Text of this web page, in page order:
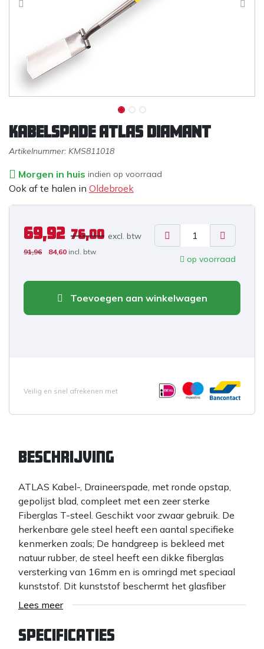
Kabelspade ATLAS DIAMANT
Artikelnummer: KMS811018
Morgen in huis indien op voorraad
Ook af te halen in Oldebroek
69,92 76,00 excl. btw
91,96 84,60 incl. btw
op voorraad
Toevoegen aan winkelwagen
Veilig en snel afrekenen met
Beschrijving
ATLAS Kabel-, Draineerspade, met ronde opstap,
gepolijst blad, compleet met een zeer sterke
Fiberglas T-steel. Geschikt voor zwaar gebruik. De
herkenbare gele steel heeft een aantal specifieke
kenmerken zoals; De handgreep is bekleed met
natuur rubber, de steel heeft een dikke fiberglas
versterking van 16mm en is omringd met speciaal
kunststof. Dit kunststof beschermt het glasfiber
tegen beschadigingen (beschadigd glasfiber telt
wonden met ontstekingen veroorzaken). Deze steel
is niet geheel star, maar heeft in zekere mate een
Lees meer
Specificaties